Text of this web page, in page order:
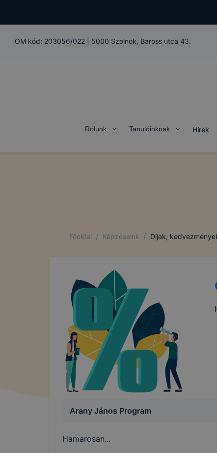
OM kód: 203056/022 5000 Szolnok, Baross utca 43.
Rólunk Tanulóinknak Hírek
Főoldal / Képzéseink / Díjak,
Arany János Program
Hamarosan...